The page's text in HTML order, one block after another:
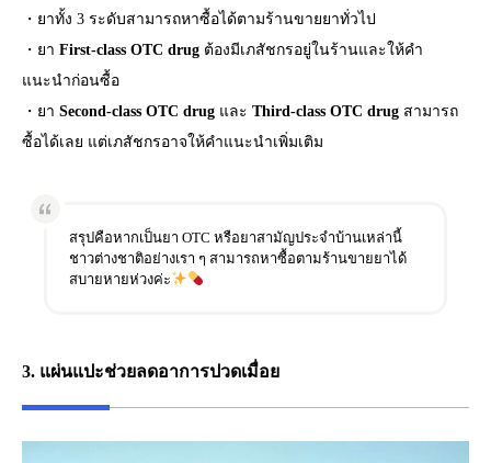
・ยาทั้ง 3 ระดับสามารถหาซื้อได้ตามร้านขายยาทั่วไป
・ยา First-class OTC drug ต้องมีเภสัชกรอยู่ในร้านและให้คำ
แนะนำก่อนซื้อ
・ยา Second-class OTC drug และ Third-class OTC drug สามารถ
ซื้อได้เลย แต่เภสัชกรอาจให้คำแนะนำเพิ่มเติม
สรุปคือหากเป็นยา OTC หรือยาสามัญประจำบ้านเหล่านี้
ชาวต่างชาติอย่างเรา ๆ สามารถหาซื้อตามร้านขายยาได้
สบายหายห่วงค่ะ
3. แผ่นแปะช่วยลดอาการปวดเมื่อย